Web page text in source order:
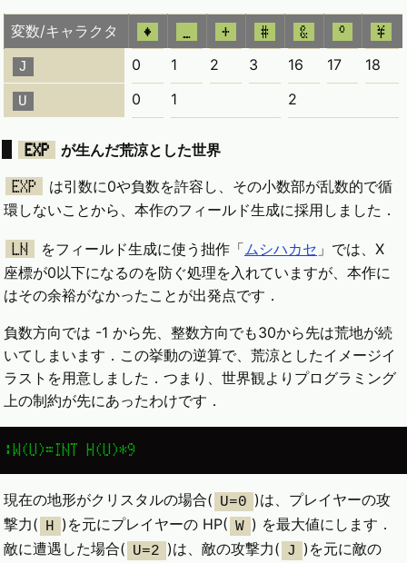
変数/キャラクタ ♦ + # & ° ¥
J 0 1 2 3 16 17 18
U 0 1 2
EXP が生んだ荒涼とした世界
EXP
は引数に0や負数を許容し、その小数部が乱数的で循
環しないことから、本作のフィールド生成に採用しました．
LN をフィールド生成に使う拙作「ムシハカセ 」では、X
座標が0以下になるのを防ぐ処理を入れていますが、本作に
はその余裕がなかったことが出発点です．
負数方向では -1 から先、整数方向でも30から先は荒地が続
いてしまいます．この挙動の逆算で、荒涼としたイメージイ
ラストを用意しました．つまり、世界観よりプログラミング
上の制約が先にあったわけです．
:W(U)=INT H(U)*9
現在の地形がクリスタルの場合( U=0 )は、プレイヤーの攻
撃力(
H )を元にプレイヤーの HP( W ) を最大値にします．
敵に遭遇した場合( U=2 )は、敵の攻撃力( J
)を元に敵の